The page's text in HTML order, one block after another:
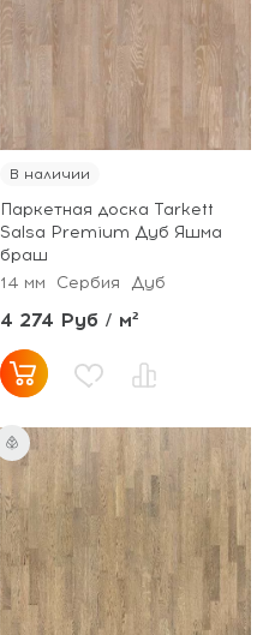
В наличии
Паркетная доска Tarkett
Salsa Premium Дуб Яшма
браш
14 мм
Сербия Дуб
4 274 Руб / м²